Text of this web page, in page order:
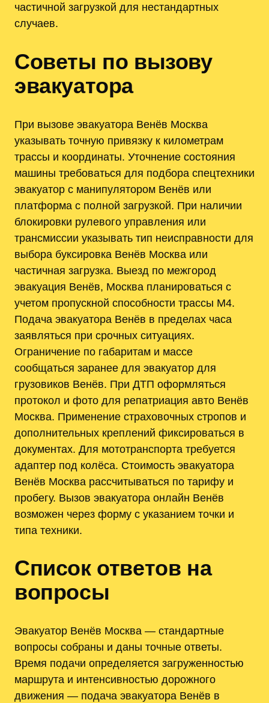
частичной загрузкой для нестандартных
случаев.
Советы по вызову
эвакуатора
При вызове эвакуатора Венёв Москва
указывать точную привязку к километрам
трассы и координаты. Уточнение состояния
машины требоваться для подбора спецтехники
эвакуатор с манипулятором Венёв или
платформа с полной загрузкой. При наличии
блокировки рулевого управления или
трансмиссии указывать тип неисправности для
выбора буксировка Венёв Москва или
частичная загрузка. Выезд по межгород
эвакуация Венёв, Москва планироваться с
учетом пропускной способности трассы М4.
Подача эвакуатора Венёв в пределах часа
заявляться при срочных ситуациях.
Ограничение по габаритам и массе
сообщаться заранее для эвакуатор для
грузовиков Венёв. При ДТП оформляться
протокол и фото для репатриация авто Венёв
Москва. Применение страховочных стропов и
дополнительных креплений фиксироваться в
документах. Для мототранспорта требуется
адаптер под колёса. Стоимость эвакуатора
Венёв Москва рассчитываться по тарифу и
пробегу. Вызов эвакуатора онлайн Венёв
возможен через форму с указанием точки и
типа техники.
Список ответов на
вопросы
Эвакуатор Венёв Москва — стандартные
вопросы собраны и даны точные ответы.
Время подачи определяется загруженностью
маршрута и интенсивностью дорожного
движения — подача эвакуатора Венёв в